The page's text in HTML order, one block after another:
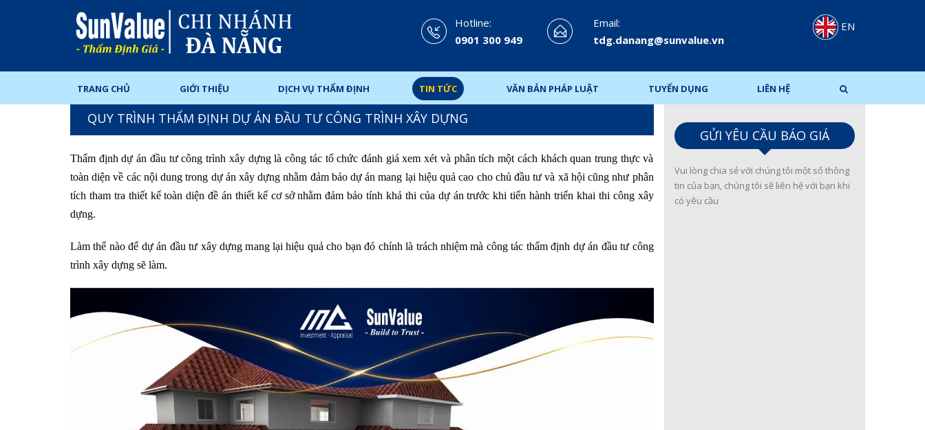
Hotline:
0901 300 949
Email:
tdg.danang@sunvalue.vn
EN
TRANG CHỦ GIỚI THIỆU DỊCH VỤ THẨM ĐỊNH TIN TỨC VĂN BẢN PHÁP LUẬT TUYỂN DỤNG LIÊN HỆ
QUY TRÌNH THẨM ĐỊNH DỰ ÁN ĐẦU TƯ CÔNG TRÌNH XÂY DỰNG
Thẩm định dự án đầu tư công trình xây dựng là công tác tổ chức đánh giá xem xét và phân tích một cách khách quan trung thực và
toàn diện về các nội dung trong dự án xây dựng nhằm đảm bảo dự án mang lại hiệu quả cao cho chủ đầu tư và xã hội cũng như phân
tích tham tra thiết kế toàn diện đề án thiết kế cơ sở nhằm đảm bảo tính khả thi của dự án trước khi tiến hành triển khai thi công xây
dựng.
Làm thế nào để dự án đầu tư xây dựng mang lại hiệu quả cho bạn đó chính là trách nhiệm mà công tác thẩm định dự án đầu tư công
trình xây dựng sẽ làm.
GỬI YÊU CẦU BÁO GIÁ
Vui lòng chia sẻ với chúng tôi một số thông
tin của bạn, chúng tôi sẽ liên hệ với bạn khi
có yêu cầu